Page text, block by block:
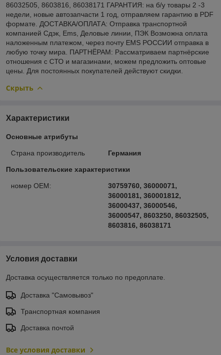
86032505, 8603816, 86038171 ГАРАНТИЯ: на б/у товары 2 -3
недели, новые автозапчасти 1 год, отправляем гарантию в PDF
формате. ДОСТАВКА/ОПЛАТА: Отправка транспортной
компанией Сдэк, Ems, Деловые линии, ПЭК Возможна оплата
наложенным платежом, через почту EMS РОССИИ отправка в
любую точку мира. ПАРТНЁРАМ: Рассматриваем партнёрские
отношения с СТО и магазинами, можем предложить оптовые
цены. Для постоянных покупателей действуют скидки.
Скрыть
Характеристики
Основные атрибуты
Страна производитель Германия
Пользовательские характеристики
номер OEM:
30759760, 36000071,
36000181, 360001812,
36000437, 36000546,
36000547, 8603250, 86032505,
8603816, 86038171
Условия доставки
Доставка осуществляется только по предоплате.
Доставка "Самовывоз"
Транспортная компания
Доставка почтой
Все условия доставки